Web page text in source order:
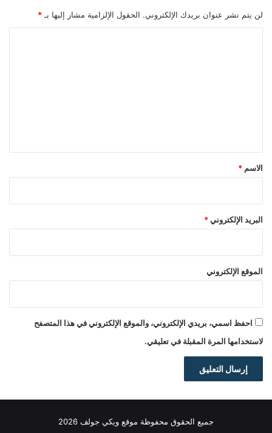
لن يتم نشر عنوان بريدك الإلكتروني. الحقول الإلزامية مشار إليها بـ *
*
الاسم *
البريد الإلكتروني *
الموقع الإلكتروني
احفظ اسمي، بريدي الإلكتروني، والموقع الإلكتروني في هذا المتصفح
لاستخدامها المرة المقبلة في تعليقي.
جميع الحقوق محفوظة موقع ويكي جولف 2026